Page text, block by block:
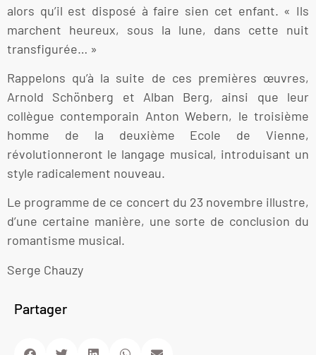
alors qu’il est disposé à faire sien cet enfant. « Ils
marchent heureux, sous la lune, dans cette nuit
transfigurée… »
Rappelons qu’à la suite de ces premières œuvres,
Arnold Schönberg et Alban Berg, ainsi que leur
collègue contemporain Anton Webern, le troisième
homme de la deuxième Ecole de Vienne,
révolutionneront le langage musical, introduisant un
style radicalement nouveau.
Le programme de ce concert du 23 novembre illustre,
d’une certaine manière, une sorte de conclusion du
romantisme musical.
Serge Chauzy
Partager